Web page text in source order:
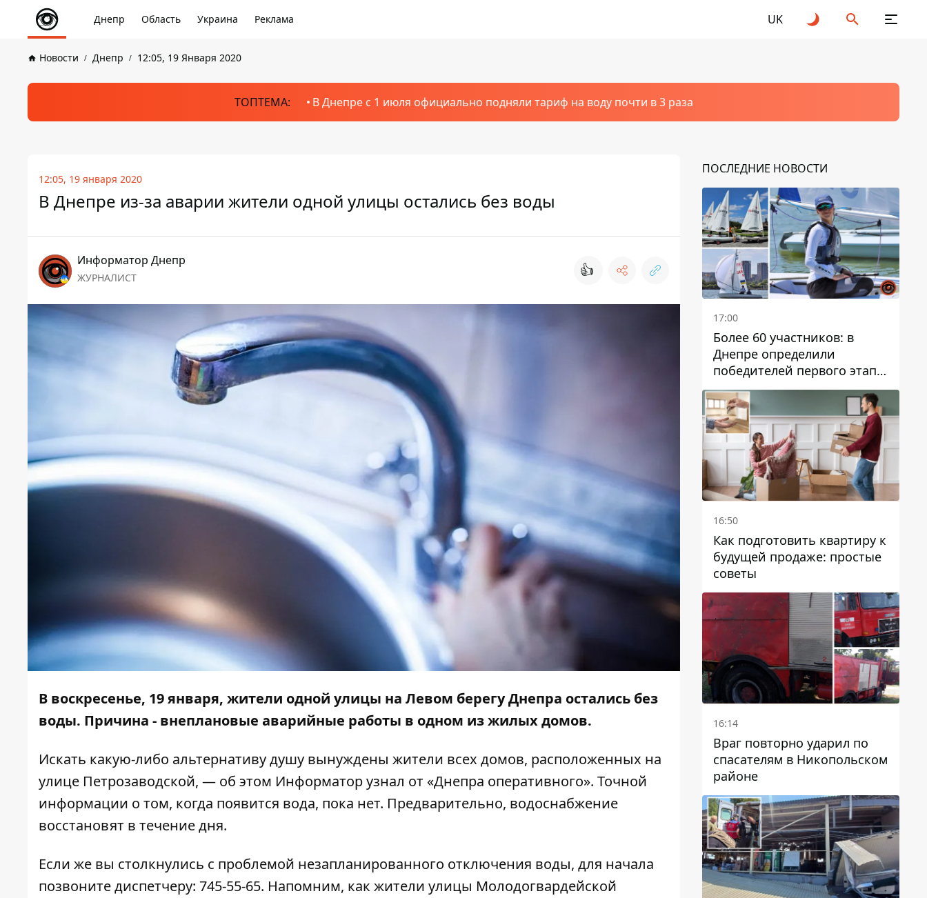
Днепр Область Украина Реклама UK
Новости Днепр 12:05, 19 Января 2020
ТОПТЕМА: В Днепре с 1 июля официально подняли тариф на воду почти в 3 раза
12:05, 19 января 2020
В Днепре из-за аварии жители одной улицы остались без воды
Информатор Днепр
ЖУРНАЛИСТ 👍
В воскресенье, 19 января, жители одной улицы на Левом берегу Днепра остались без
воды. Причина - внеплановые аварийные работы в одном из жилых домов.
Искать какую-либо альтернативу душу вынуждены жители всех домов, расположенных на
улице Петрозаводской, — об этом Информаторузнал от «Днепра оперативного». Точной
информации о том, когда появится вода, пока нет. Предварительно, водоснабжение
восстановят в течение дня.
Если же вы столкнулись с проблемой незапланированного отключения воды, для начала
позвоните диспетчеру: 745-55-65. Напомним, как жители улицы Молодогвардейской
ПОСЛЕДНИЕ НОВОСТИ
17:00
Более 60 участников: в
Днепре определили
победителей первого этапа
Кубка Украины по
парусному спорту
16:50
Как подготовить квартиру к
будущей продаже: простые
советы
16:14
Враг повторно ударил по
спасателям в Никопольском
районе